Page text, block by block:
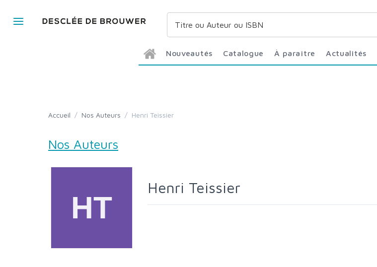
Nouveautés Catalogue À paraître Actualités
Accueil / Nos Auteurs / Henri Teissier
Nos Auteurs
Henri Teissier